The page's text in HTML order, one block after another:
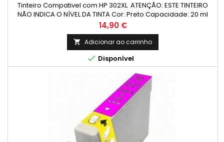
Tinteiro Compativel com HP 302XL ATENÇÃO: ESTE TINTEIRO
NÃO INDICA O NÍVEL DA TINTA Cor: Preto Capacidade: 20 ml
Rendimento Médio: 300 Páginas* *(Média com base na
norma ISO/IEC 24711 e impressão contínua. O rendimento real
varia consideravelmente com base no conteúdo das
páginas impressas e noutros factores.)
Preço
14,90 €
 Adicionar ao carrinho
 Disponível